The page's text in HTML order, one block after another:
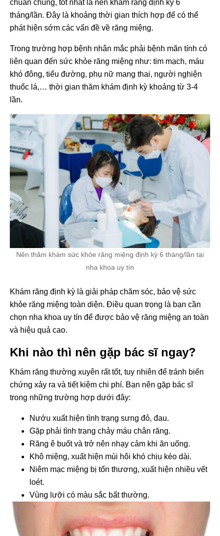
chuẩn chung, tốt nhất là nên khám răng định kỳ 6
tháng/lần. Đây là khoảng thời gian thích hợp để có thể
phát hiện sớm các vấn đề về răng miệng.
Trong trường hợp bệnh nhân mắc phải bệnh mãn tính có
liên quan đến sức khỏe răng miệng như: tim mạch, máu
khó đông, tiểu đường, phụ nữ mang thai, người nghiện
thuốc lá,… thời gian thăm khám định kỳ khoảng từ 3-4
lần.
Nên thăm khám sức khỏe răng miệng định kỳ 6 tháng/lần tại
nha khoa uy tín
Khám răng định kỳ là giải pháp chăm sóc, bảo vệ sức
khỏe răng miệng toàn diện. Điều quan trọng là bạn cần
chọn nha khoa uy tín để được bảo vệ răng miệng an toàn
và hiệu quả cao.
Khi nào thì nên gặp bác sĩ ngay?
Khám răng thường xuyên rất tốt, tuy nhiên để tránh biến
chứng xảy ra và tiết kiệm chi phí. Bạn nên gặp bác sĩ
trong những trường hợp dưới đây:
Nướu xuất hiện tình trạng sưng đỏ, đau.
Gặp phải tình trạng chảy máu chân răng.
Răng ê buốt và trở nên nhạy cảm khi ăn uống.
Khô miệng, xuất hiện mùi hôi khó chịu kéo dài.
Niêm mạc miệng bị tổn thương, xuất hiện nhiều vết
loét.
Vùng lưỡi có màu sắc bất thường.